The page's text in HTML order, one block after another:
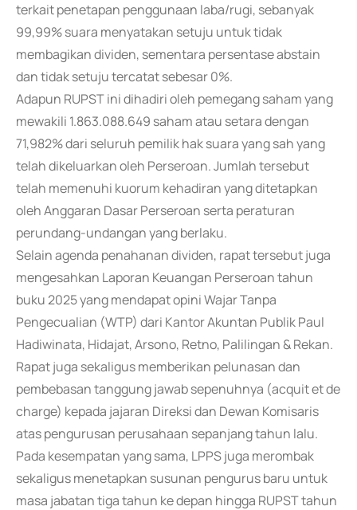
terkait penetapan penggunaan laba/rugi, sebanyak
99,99% suara menyatakan setuju untuk tidak
membagikan dividen, sementara persentase abstain
dan tidak setuju tercatat sebesar 0%.
Adapun RUPST ini dihadiri oleh pemegang saham yang
mewakili 1.863.088.649 saham atau setara dengan
71,982% dari seluruh pemilik hak suara yang sah yang
telah dikeluarkan oleh Perseroan. Jumlah tersebut
telah memenuhi kuorum kehadiran yang ditetapkan
oleh Anggaran Dasar Perseroan serta peraturan
perundang-undangan yang berlaku.
Selain agenda penahanan dividen, rapat tersebut juga
mengesahkan Laporan Keuangan Perseroan tahun
buku 2025 yang mendapat opini Wajar Tanpa
Pengecualian (WTP) dari Kantor Akuntan Publik Paul
Hadiwinata, Hidajat, Arsono, Retno, Palilingan & Rekan.
Rapat juga sekaligus memberikan pelunasan dan
pembebasan tanggung jawab sepenuhnya (acquit et de
charge) kepada jajaran Direksi dan Dewan Komisaris
atas pengurusan perusahaan sepanjang tahun lalu.
Pada kesempatan yang sama, LPPS juga merombak
sekaligus menetapkan susunan pengurus baru untuk
masa jabatan tiga tahun ke depan hingga RUPST tahun